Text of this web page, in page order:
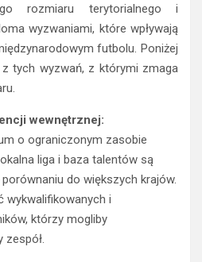
rozmiaru terytorialnego i
wyzwaniami, które wpływają
futbolu. Poniżej
tych wyzwań, z którymi zmaga
wewnętrznej:
o ograniczonym zasobie
liga i baza talentów są
do większych krajów.
wykwalifikowanych i
którzy mogliby